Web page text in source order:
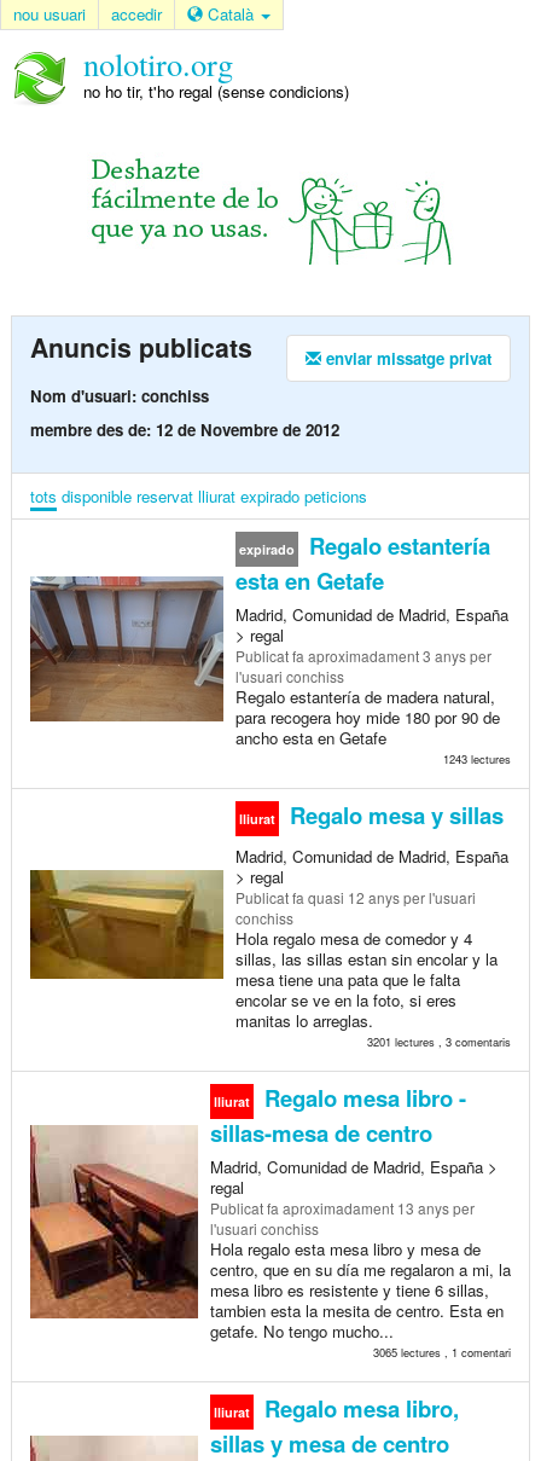
nou usuari accedir Català
nolotiro.org
no ho tir, t'ho regal (sense condicions)
enviar missatge privat
Anuncis publicats
Nom d'usuari: conchiss
membre des de: 12 de Novembre de 2012
tots disponible reservat lliurat expirado peticions
expirado
Regalo estantería
esta en Getafe
Madrid, Comunidad de Madrid, España
> regal
Publicatfa aproximadament 3 anysper
l'usuari conchiss
Regalo estantería de madera natural,
para recogera hoy mide 180 por 90 de
ancho esta en Getafe
1243 lectures
lliurat Regalo mesa y sillas
Madrid, Comunidad de Madrid, España
> regal
Publicatfa quasi 12 anysper l'usuari
conchiss
Hola regalo mesa de comedor y 4
sillas, las sillas estan sin encolar y la
mesa tiene una pata que le falta
encolar se ve en la foto, si eres
manitas lo arreglas.
3201 lectures , 3 comentaris
lliurat
Regalo mesa libro -
sillas-mesa de centro
Madrid, Comunidad de Madrid, España >
regal
Publicatfa aproximadament 13 anysper
l'usuari conchiss
Hola regalo esta mesa libro y mesa de
centro, que en su día me regalaron a mi, la
mesa libro es resistente y tiene 6 sillas,
tambien esta la mesita de centro. Esta en
getafe. No tengo mucho...
3065 lectures , 1 comentari
lliurat
Regalo mesa libro,
sillas y mesa de centro